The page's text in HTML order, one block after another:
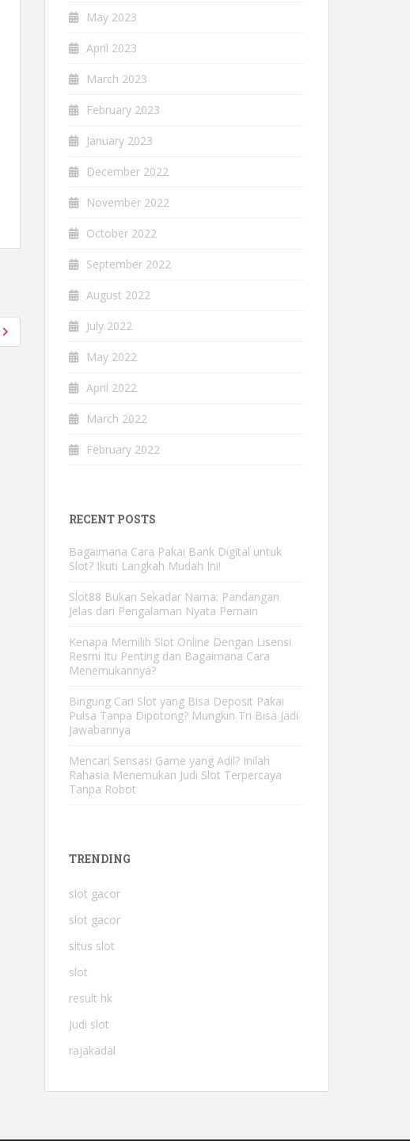
May 2023
April 2023
March 2023
February 2023
January 2023
December 2022
November 2022
October 2022
September 2022
August 2022
July 2022
May 2022
April 2022
March 2022
February 2022
RECENT POSTS
Bagaimana Cara Pakai Bank Digital untuk
Slot? Ikuti Langkah Mudah Ini!
Slot88 Bukan Sekadar Nama: Pandangan
Jelas dari Pengalaman Nyata Pemain
Kenapa Memilih Slot Online Dengan Lisensi
Resmi Itu Penting dan Bagaimana Cara
Menemukannya?
Bingung Cari Slot yang Bisa Deposit Pakai
Pulsa Tanpa Dipotong? Mungkin Tri Bisa Jadi
Jawabannya
Mencari Sensasi Game yang Adil? Inilah
Rahasia Menemukan Judi Slot Terpercaya
Tanpa Robot
TRENDING
slot gacor
slot gacor
situs slot
slot
result hk
Judi slot
rajakadal